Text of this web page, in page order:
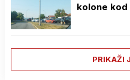
kolone
PRIKAŽI